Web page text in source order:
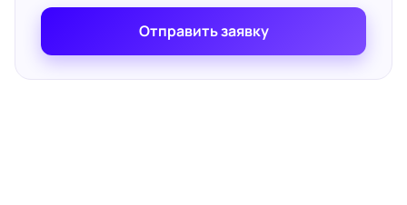
Отправить заявку